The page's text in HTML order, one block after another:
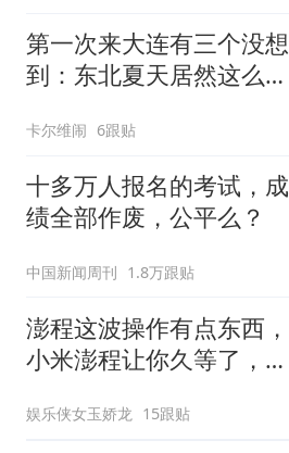
第一次来大连有三个没想
到：东北夏天居然这么
么猛，搭载了千里智驾
ASD4.0的新一代smart精
灵一号，居然这么好开
卡尔维闹 6跟贴
十多万人报名的考试，成
绩全部作废，公平么？
中国新闻周刊 1.8万跟贴
澎程这波操作有点东西，
小米澎程让你久等了，小
娱乐侠女玉娇龙 15跟贴